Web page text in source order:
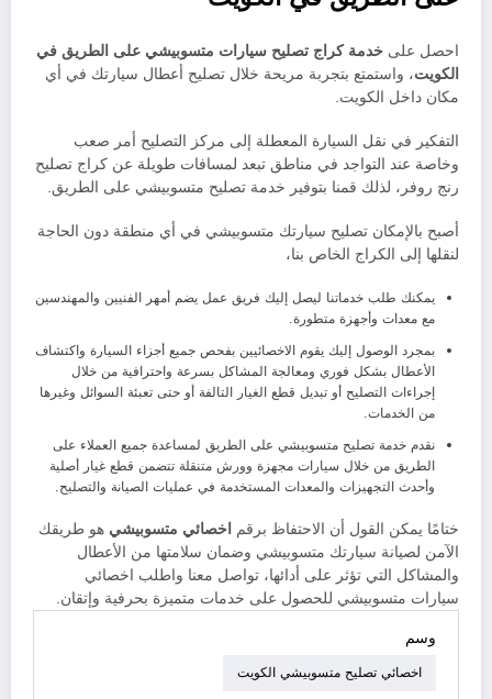
احصل على خدمة كراج تصليح سيارات متسوبيشي على الطريق في
الكويت، واستمتع بتجربة مريحة خلال تصليح أعطال سيارتك في أي
مكان داخل الكويت.
التفكير في نقل السيارة المعطلة إلى مركز التصليح أمر صعب
وخاصة عند التواجد في مناطق تبعد لمسافات طويلة عن كراج تصليح
رنج روفر، لذلك قمنا بتوفير خدمة تصليح متسوبيشي على الطريق.
أصبح بالإمكان تصليح سيارتك متسوبيشي في أي منطقة دون الحاجة
لنقلها إلى الكراج الخاص بنا،
يمكنك طلب خدماتنا ليصل إليك فريق عمل يضم أمهر الفنيين والمهندسين
مع معدات وأجهزة متطورة.
بمجرد الوصول إليك يقوم الاخصائيين بفحص جميع أجزاء السيارة واكتشاف
الأعطال بشكل فوري ومعالجة المشاكل بسرعة واحترافية من خلال
إجراءات التصليح أو تبديل قطع الغيار التالفة أو حتى تعبئة السوائل وغيرها
من الخدمات.
نقدم خدمة تصليح متسوبيشي على الطريق لمساعدة جميع العملاء على
الطريق من خلال سيارات مجهزة وورش متنقلة تتضمن قطع غيار أصلية
وأحدث التجهيزات والمعدات المستخدمة في عمليات الصيانة والتصليح.
ختامًا يمكن القول أن الاحتفاظ برقم اخصائي متسوبيشي هو طريقك
الآمن لصيانة سيارتك متسوبيشي وضمان سلامتها من الأعطال
والمشاكل التي تؤثر على أدائها، تواصل معنا واطلب اخصائي
سيارات متسوبيشي للحصول على خدمات متميزة بحرفية وإتقان.
وسم
اخصائي تصليح متسوبيشي الكويت